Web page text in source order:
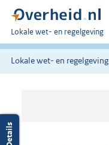
U
bent
hier:
Lokale wet- en regelgeving
Lokale wet- en regelgeving